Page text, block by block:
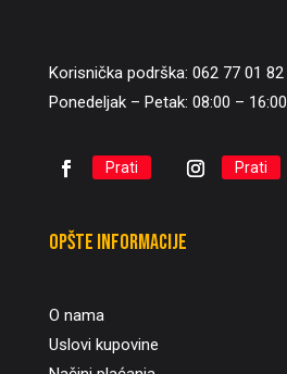
Korisnička podrška: 062 77 01 82
Ponedeljak – Petak: 08:00 – 16:00
Prati Prati
Opšte informacije
O nama
Uslovi kupovine